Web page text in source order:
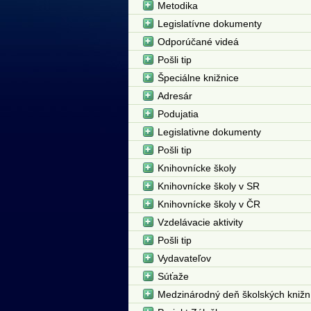
Metodika
Legislatívne dokumenty
Odporúčané videá
Pošli tip
Špeciálne knižnice
Adresár
Podujatia
Legislativne dokumenty
Pošli tip
Knihovnícke školy
Knihovnícke školy v SR
Knihovnícke školy v ČR
Vzdelávacie aktivity
Pošli tip
Vydavateľov
Súťaže
Medzinárodný deň školských